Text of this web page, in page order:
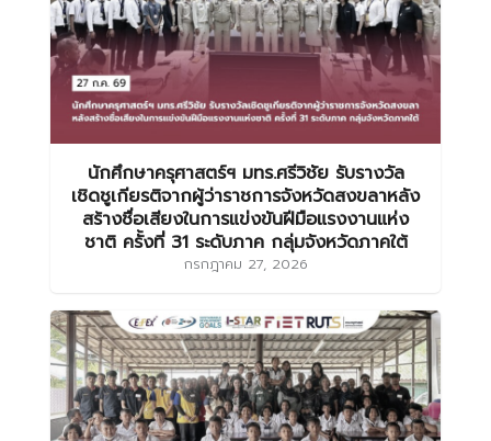
นักศึกษาครุศาสตร์ฯ มทร.ศรีวิชัย รับรางวัล
เชิดชูเกียรติจากผู้ว่าราชการจังหวัดสงขลาหลัง
สร้างชื่อเสียงในการแข่งขันฝีมือแรงงานแห่ง
ชาติ ครั้งที่ 31 ระดับภาค กลุ่มจังหวัดภาคใต้
กรกฎาคม 27, 2026